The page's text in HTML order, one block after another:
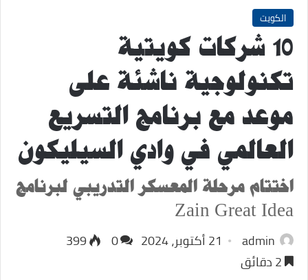
الكويت
10 شركات كويتية
تكنولوجية ناشئة على
موعد مع برنامج التسريع
العالمي في وادي السيليكون
اختتام مرحلة المعسكر التدريبي لبرنامج
Zain Great Idea
admin 21 أكتوبر، 2024 0
399